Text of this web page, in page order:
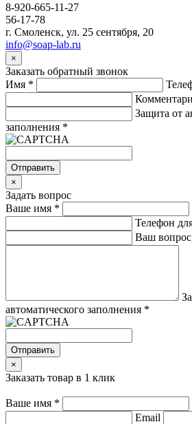
8-920-665-11-27
56-17-78
г. Смоленск, ул. 25 сентября, 20
info@soap-lab.ru
×
Заказать обратный звонок
Имя *
Защита от
заполнения *
Отправить
×
Задать вопрос
Ваше имя *
Телефон
Ваш
автоматического заполнения *
Отправить
×
Заказать товар в 1 клик
Ваше имя *
Email